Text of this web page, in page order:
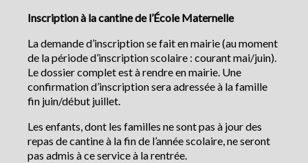
Inscription à la cantine de l’École Maternelle
La demande d’inscription se fait en mairie (au moment
de la période d’inscription scolaire : courant mai/juin).
Le dossier complet est à rendre en mairie. Une
confirmation d’inscription sera adressée à la famille
fin juin/début juillet.
Les enfants, dont les familles ne sont pas à jour des
repas de cantine à la fin de l’année scolaire, ne seront
pas admis à ce service à la rentrée.